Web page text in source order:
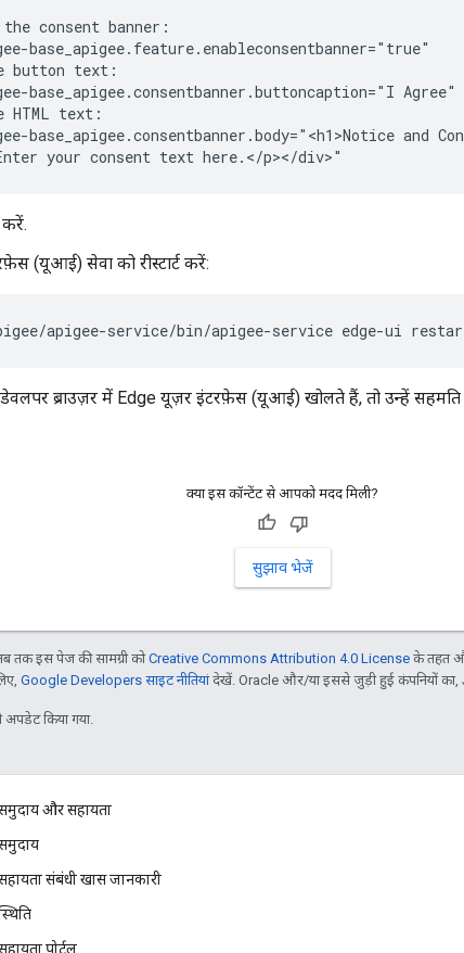
consent banner:
base_apigee.feature.enableconsentbanner="true"
button text:
base_apigee.consentbanner.buttoncaption="I Agree"
HTML text:
base_apigee.consentbanner.body="<h1>Notice and
your consent text here.</p></div>"
(यूआई) सेवा को रीस्टार्ट करें:
apigee-service/bin/apigee-service edge-ui
ब्राउज़र में Edge यूज़र इंटरफ़ेस (यूआई) खोलते हैं, तो उन्हें सहमति
क्या इस कॉन्टेंट से आपको मदद मिली?
सुझाव भेजें
तक इस पेज की सामग्री कोCreative Commons Attribution 4.0 License के तहत
Google Developers साइट नीतियांदेखें. Oracle और/या इससे जुड़ी हुई कंपनियों का,
किया गया.
और सहायता
संबंधी खास जानकारी
पोर्टल